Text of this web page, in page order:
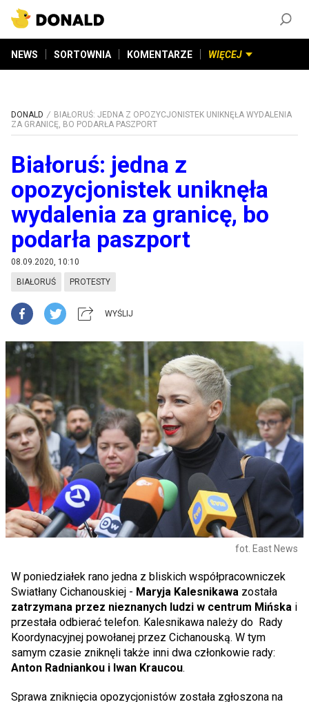
NEWS SORTOWNIA KOMENTARZE WIĘCEJ
DONALD
BIAŁORUŚ: JEDNA Z OPOZYCJONISTEK UNIKNĘŁA WYDALENIA
ZA GRANICĘ, BO PODARŁA PASZPORT
Białoruś: jedna z
opozycjonistek uniknęła
wydalenia za granicę, bo
podarła paszport
08.09.2020, 10:10
BIAŁORUŚ PROTESTY
WYŚLIJ
fot. East News
W poniedziałek rano jedna z bliskich współpracowniczek
Swiatłany Cichanouskiej - Maryja Kalesnikawa została
zatrzymana przez nieznanych ludzi w centrum Mińska i
przestała odbierać telefon. Kalesnikawa należy do Rady
Koordynacyjnej powołanej przez Cichanouską. W tym
samym czasie zniknęli także inni dwa członkowie rady:
Anton Radniankou i Iwan Kraucou.
Sprawa zniknięcia opozycjonistów została zgłoszona na